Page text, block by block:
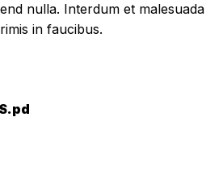
nulla. Interdum et malesuada
in faucibus.